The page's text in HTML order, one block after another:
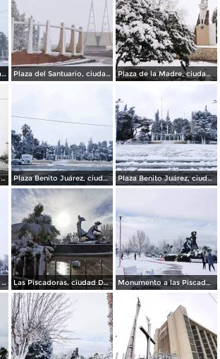
Plaza del Santuario, ciudad Delicias Chihuahua. Plaza del Santuario, ciudad Delicias. Plaza de la Madre, ciudad Delicias.
Plaza de Armas, ciudad Delicias. Plaza Benito Juárez, ciudad Delicias Chihuahua. Plaza Benito Juárez, ciudad Delicias.
Museo de Paleontología, ciudad Delicias. Las Piscadoras, ciudad Delicias Chihuahua. Monumento a las Piscadoras, ciudad Delicias Chihuahua.